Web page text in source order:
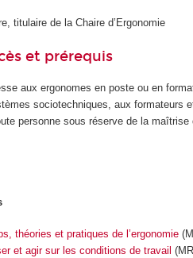
titulaire de la Chaire d’Ergonomie
et prérequis
aux ergonomes en poste ou en
sociotechniques, aux formateurs
personne sous réserve de la
théories et pratiques de l’ergonomie
et agir sur les conditions de travail